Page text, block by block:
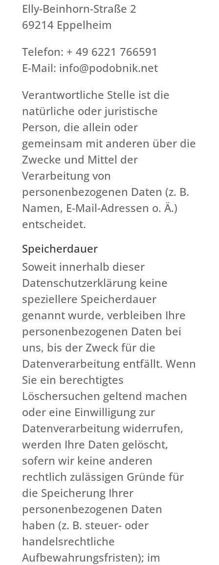
Elly-Beinhorn-Straße 2
69214 Eppelheim
Telefon: + 49 6221 766591
E-Mail: info@podobnik.net
Verantwortliche Stelle ist die
natürliche oder juristische
Person, die allein oder
gemeinsam mit anderen über die
Zwecke und Mittel der
Verarbeitung von
personenbezogenen Daten (z. B.
Namen, E-Mail-Adressen o. Ä.)
entscheidet.
Speicherdauer
Soweit innerhalb dieser
Datenschutzerklärung keine
speziellere Speicherdauer
genannt wurde, verbleiben Ihre
personenbezogenen Daten bei
uns, bis der Zweck für die
Datenverarbeitung entfällt. Wenn
Sie ein berechtigtes
Löschersuchen geltend machen
oder eine Einwilligung zur
Datenverarbeitung widerrufen,
werden Ihre Daten gelöscht,
sofern wir keine anderen
rechtlich zulässigen Gründe für
die Speicherung Ihrer
personenbezogenen Daten
haben (z. B. steuer- oder
handelsrechtliche
Aufbewahrungsfristen); im